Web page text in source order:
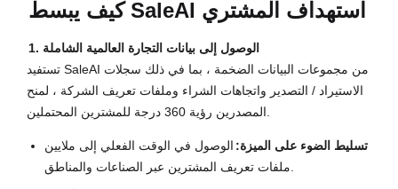
كيف يبسط SaleAI استهداف المشتري
1. الوصول إلى بيانات التجارة العالمية الشاملة
تستفيد SaleAI من مجموعات البيانات الضخمة ، بما في ذلك سجلات
الاستيراد / التصدير واتجاهات الشراء وملفات تعريف الشركة ، لمنح
المصدرين رؤية 360 درجة للمشترين المحتملين.
تسليط الضوء على الميزة: الوصول في الوقت الفعلي إلى ملايين
ملفات تعريف المشترين عبر الصناعات والمناطق.